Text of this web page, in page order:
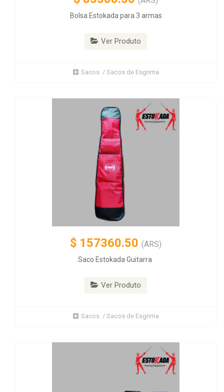
Bolsa Estokada para 3 armas
Ver Produto
Sacos / Sacos de Esgrima
$ 157360.50 (ARS)
Saco Estokada Guitarra
Ver Produto
Sacos / Sacos de Esgrima